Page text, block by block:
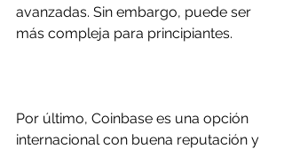
avanzadas. Sin embargo, puede ser
más compleja para principiantes.
Por último, Coinbase es una opción
internacional con buena reputación y